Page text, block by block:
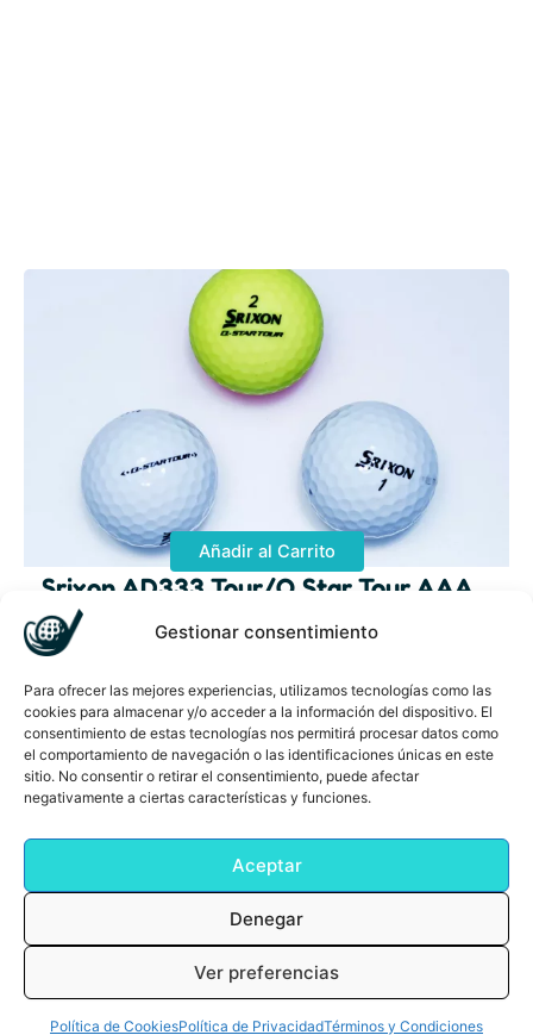
Gestionar consentimiento
Para ofrecer las mejores experiencias, utilizamos tecnologías como las
cookies para almacenar y/o acceder a la información del dispositivo. El
consentimiento de estas tecnologías nos permitirá procesar datos como
el comportamiento de navegación o las identificaciones únicas en este
sitio. No consentir o retirar el consentimiento, puede afectar
negativamente a ciertas características y funciones.
Aceptar
Denegar
Ver preferencias
Política de CookiesPolítica de PrivacidadTérminos y Condiciones
0,00€Cart
Añadir al Carrito
Srixon AD333 Tour/Q Star Tour AAA
Desde 36,99€